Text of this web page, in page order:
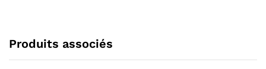
Produits associés